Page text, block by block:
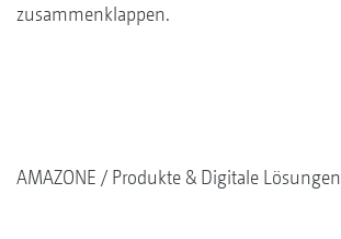
zusammenklappen.
AMAZONE Produkte & Digitale Lösungen